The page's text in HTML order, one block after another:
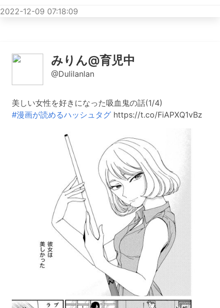
2022-12-09 07:18:09
みりん@育児中
@Dulilanlan
美しい女性を好きになった吸血鬼の話(1/4)
#漫画が読めるハッシュタグ https://t.co/FiAPXQ1vBz